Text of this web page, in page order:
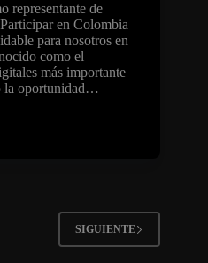
representante de
en Colombia
para nosotros en
como el
más importante
la oportunidad…
SIGUIENTE